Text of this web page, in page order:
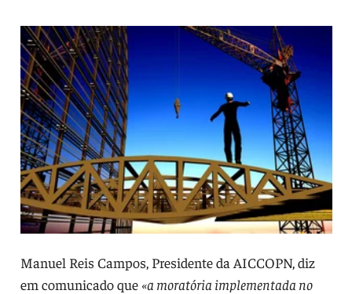
Manuel Reis Campos, Presidente da AICCOPN, diz
em comunicado que «a moratória implementada no